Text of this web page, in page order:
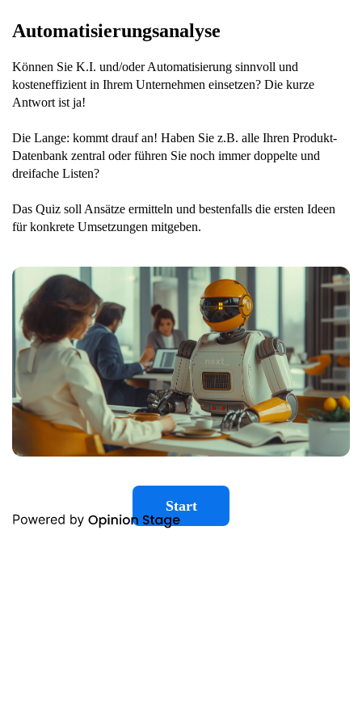
Automatisierungsanalyse
Können Sie K.I. und/oder Automatisierung sinnvoll und
kosteneffizient in Ihrem Unternehmen einsetzen? Die kurze
Antwort ist ja!
Die Lange: kommt drauf an! Haben Sie z.B. alle Ihren Produkt-
Datenbank zentral oder führen Sie noch immer doppelte und
dreifache Listen?
Das Quiz soll Ansätze ermitteln und bestenfalls die ersten Ideen
für konkrete Umsetzungen mitgeben.
Start